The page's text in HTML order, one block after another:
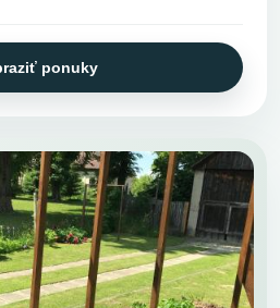
ponuky